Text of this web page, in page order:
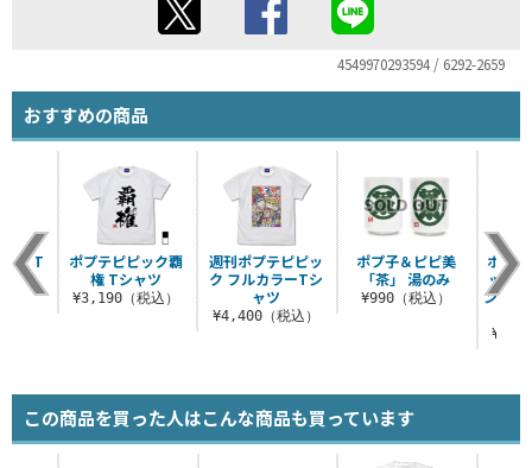
4549970293594 / 6292-2659
おすすめの商品
週刊ポプテピピッ
ク フルカラーTシ
ャツ
¥4,400（税込）
ポプ子＆ピピ美
「茶」 湯のみ
¥990（税込）
ボブ
ッグ
ングス
ミ T
込）
ポプテピピック覇
権 Tシャツ
¥3,190（税込）
この商品を買った人はこんな商品も買っています